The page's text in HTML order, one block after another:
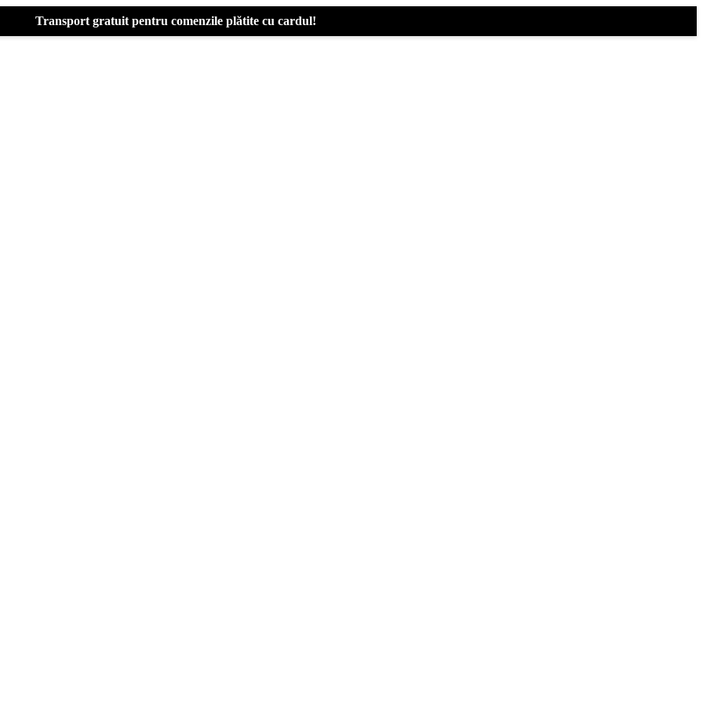
Transport gratuit pentru comenzile plătite cu cardul!